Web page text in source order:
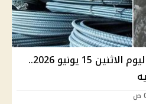
أسعار الحديد والأسمنت اليوم الاثنين 15 يونيو 2026..